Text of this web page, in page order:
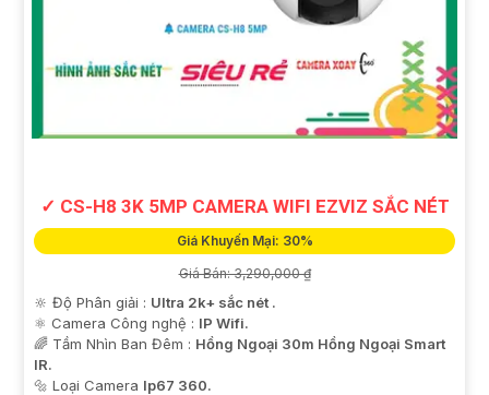
✓ CS-H8 3K 5MP CAMERA WIFI EZVIZ SẮC NÉT
Giá Khuyến Mại: 30%
Giá Bán: 3,290,000 ₫
🔆 Độ Phân giải : Ultra 2k+ sắc nét .
⚛️ Camera Công nghệ : IP Wifi.
🌈 Tầm Nhìn Ban Đêm : Hồng Ngoại 30m Hồng Ngoại Smart
IR.
🔩 Loại Camera Ip67 360.